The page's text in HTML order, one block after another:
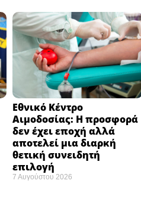
Εθνικό Κέντρο
Αιμοδοσίας: H προσφορά
δεν έχει εποχή αλλά
αποτελεί μια διαρκή
θετική συνειδητή
επιλογή ​
7 Αυγούστου 2026